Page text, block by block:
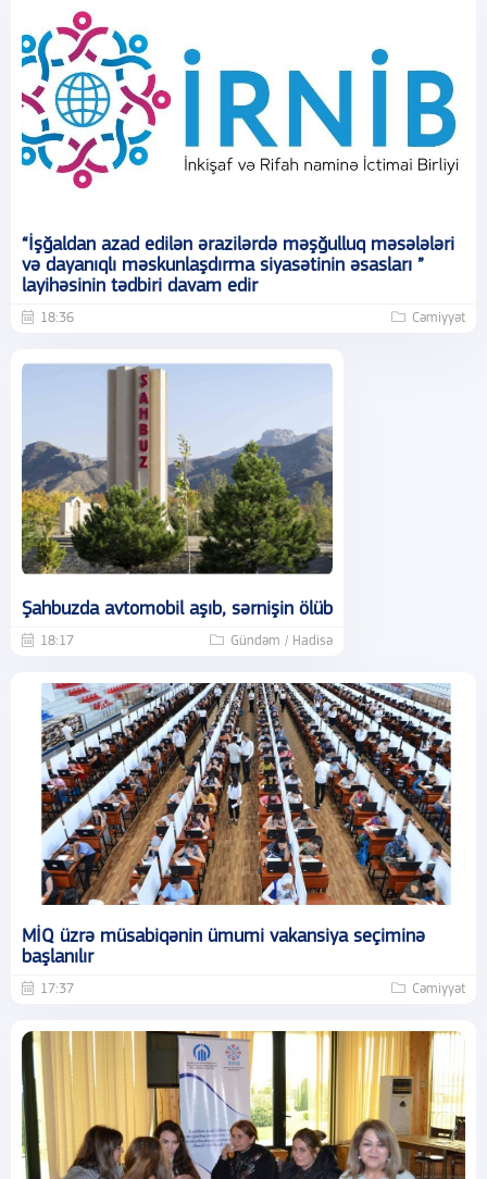
“İşğaldan azad edilən ərazilərdə məşğulluq məsələləri
və dayanıqlı məskunlaşdırma siyasətinin əsasları ”
layihəsinin tədbiri davam edir
18:36 Cəmiyyət
Şahbuzda avtomobil aşıb, sərnişin ölüb
18:17 Gündəm / Hadisə
MİQ üzrə müsabiqənin ümumi vakansiya seçiminə
başlanılır
17:37 Cəmiyyət